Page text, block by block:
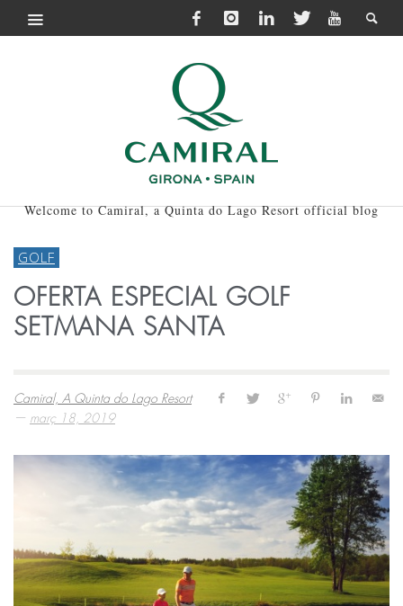
Welcome to Camiral, a Quinta do Lago Resort official blog
GOLF
OFERTA ESPECIAL GOLF
SETMANA SANTA
Camiral, A Quinta do Lago Resort
— març 18, 2019